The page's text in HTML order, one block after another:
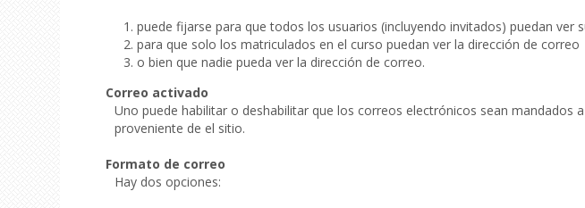
puede fijarse para que todos los usuarios (incluyendo invitados) puedan ver
para que solo los matriculados en el curso puedan ver la dirección de correo
o bien que nadie pueda ver la dirección de correo.
Correo activado
Uno puede habilitar o deshabilitar que los correos electrónicos sean
proveniente de el sitio.
Formato de correo
Hay dos opciones: